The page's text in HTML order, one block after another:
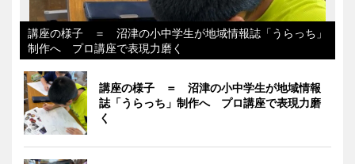
講座の様子 ＝ 沼津の小中学生が地域情報誌「うらっち」
制作へ プロ講座で表現力磨く
講座の様子 ＝ 沼津の小中学生が地域情報
誌「うらっち」制作へ プロ講座で表現力磨
く